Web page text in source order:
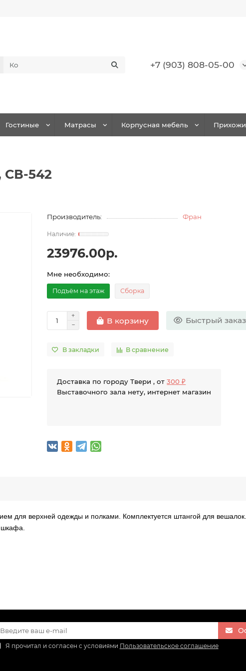
+7 (903) 808-05-00
Гостиные Матрасы Корпусная мебель
СВ-542
Производитель: Фран
23976.00р.
Мне необходимо:
Подъём на этаж Сборка
В корзину Быстрый заказ
В закладки В сравнение
Доставка по городу Твери , от300 ₽
Выставочного зала нету, интернет магазин
для верхней одежды и полками. Комплектуется штангой для
Я прочитал и согласен с условиями Пользовательское соглашение